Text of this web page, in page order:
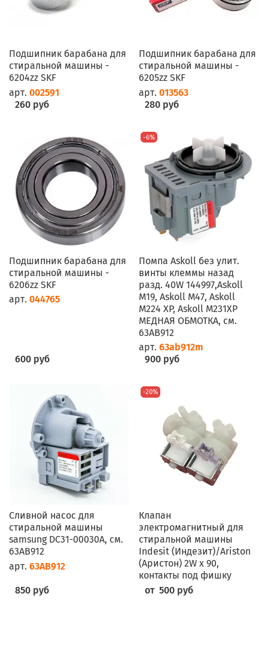
Подшипник барабана для
стиральной машины -
6204zz SKF
арт. 002591
260 руб
Подшипник барабана для
стиральной машины -
6205zz SKF
арт. 013563
280 руб
Подшипник барабана для
стиральной машины -
6206zz SKF
арт. 044765
600 руб
-6%
Помпа Askoll без улит.
винты клеммы назад
разд. 40W 144997,Askoll
M19, Askoll M47, Askoll
M224 XP, Askoll M231XP
МЕДНАЯ ОБМОТКА, см.
63AB912
арт. 63ab912m
900 руб
Сливной насос для
стиральной машины
samsung DC31-00030A, см.
63AB912
арт. 63AB912
850 руб
-20%
Клапан
электромагнитный для
стиральной машины
Indesit (Индезит)/Ariston
(Аристон) 2W x 90,
контакты под фишку
от 500 руб